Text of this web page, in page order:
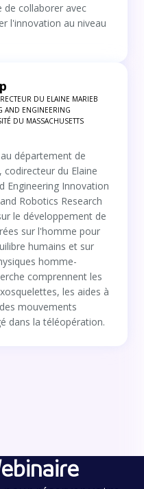
de collaborer avec
l'innovation au niveau
DU ELAINE MARIEB
AND ENGINEERING
DU MASSACHUSETTS
département de
codirecteur du Elaine
Engineering Innovation
Robotics Research
le développement de
sur l'homme pour
humains et sur
homme-
comprennent les
les aides à
mouvements
dans la téléopération.